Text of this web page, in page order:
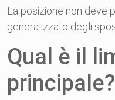
La posizione non deve
generalizzato degli
Qual è il
principale?